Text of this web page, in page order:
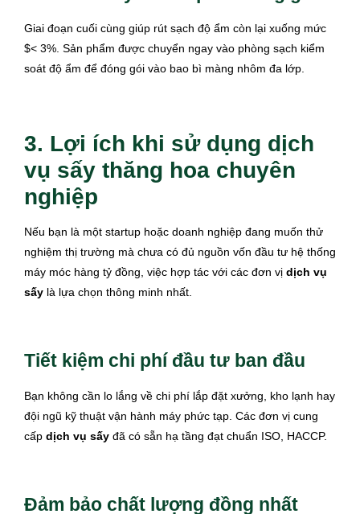
Giai đoạn cuối cùng giúp rút sạch độ ẩm còn lại xuống mức
$< 3%. Sản phẩm được chuyển ngay vào phòng sạch kiểm
soát độ ẩm để đóng gói vào bao bì màng nhôm đa lớp.
3. Lợi ích khi sử dụng dịch
vụ sấy thăng hoa chuyên
nghiệp
Nếu bạn là một startup hoặc doanh nghiệp đang muốn thử
nghiệm thị trường mà chưa có đủ nguồn vốn đầu tư hệ thống
máy móc hàng tỷ đồng, việc hợp tác với các đơn vị dịch vụ
sấy là lựa chọn thông minh nhất.
Tiết kiệm chi phí đầu tư ban đầu
Bạn không cần lo lắng về chi phí lắp đặt xưởng, kho lạnh hay
đội ngũ kỹ thuật vận hành máy phức tạp. Các đơn vị cung
cấp dịch vụ sấy đã có sẵn hạ tầng đạt chuẩn ISO, HACCP.
Đảm bảo chất lượng đồng nhất